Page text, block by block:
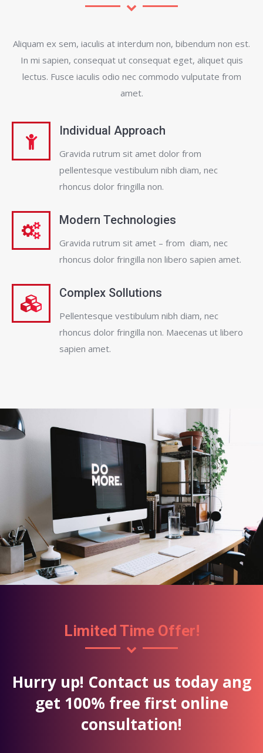
Aliquam ex sem, iaculis at interdum non, bibendum non est.
In mi sapien, consequat ut consequat eget, aliquet quis
lectus. Fusce iaculis odio nec commodo vulputate from
amet.
Individual Approach
Gravida rutrum sit amet dolor from
pellentesque vestibulum nibh diam, nec
rhoncus dolor fringilla non.
Modern Technologies
Gravida rutrum sit amet – from diam, nec
rhoncus dolor fringilla non libero sapien amet.
Complex Sollutions
Pellentesque vestibulum nibh diam, nec
rhoncus dolor fringilla non. Maecenas ut libero
sapien amet.
Limited Time Offer!
Hurry up! Contact us today ang
get 100% free first online
consultation!